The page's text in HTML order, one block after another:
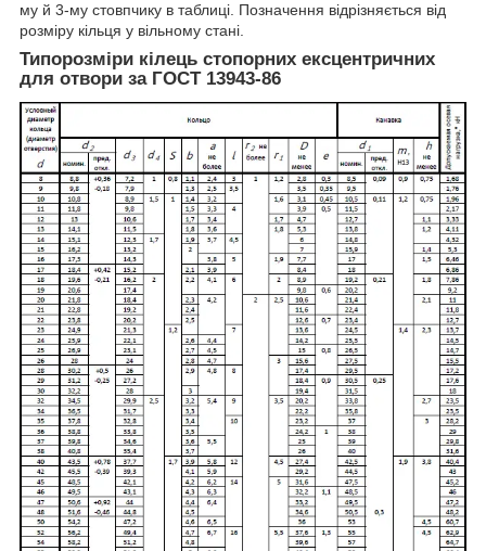
му й 3-му стовпчику в таблиці. Позначення відрізняється від
розміру кільця у вільному стані.
Типорозміри кілець стопорних ексцентричних
для отвори за ГОСТ 13943-86